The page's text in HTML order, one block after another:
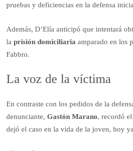
pruebas y deficiencias en la defensa
Además, D’Elía anticipó que intentará
la prisión domiciliaria amparado en los
Fabbro.
La voz de la víctima
En contraste con los pedidos de la
denunciante,Gastón Marano, recordó
dejó el caso en la vida de la joven, hoy